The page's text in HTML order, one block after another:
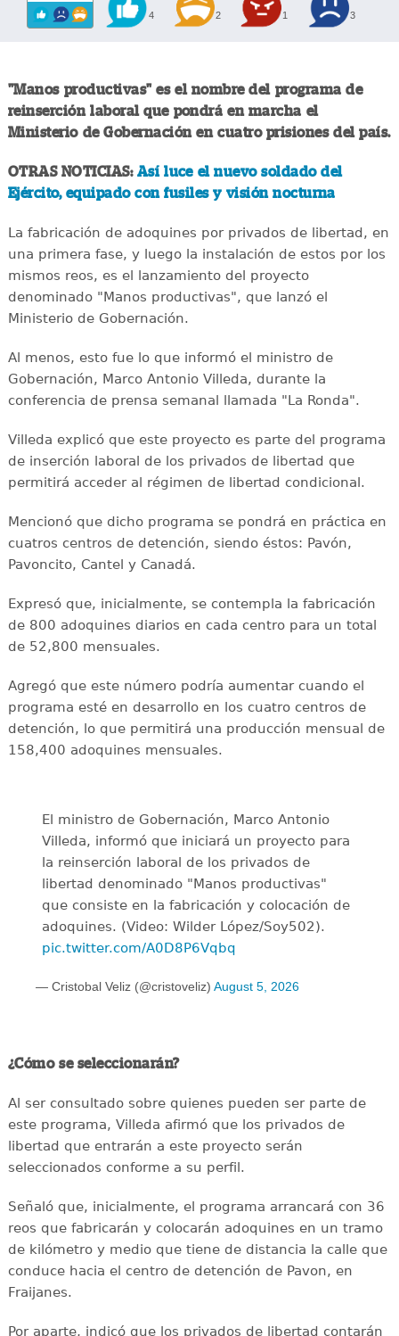
4 2 1 3
"Manos productivas" es el nombre del programa de
reinserción laboral que pondrá en marcha el
Ministerio de Gobernación en cuatro prisiones del país.
OTRAS NOTICIAS: Así luce el nuevo soldado del
Ejército, equipado con fusiles y visión nocturna
La fabricación de adoquines por privados de libertad, en
una primera fase, y luego la instalación de estos por los
mismos reos, es el lanzamiento del proyecto
denominado "Manos productivas", que lanzó el
Ministerio de Gobernación.
Al menos, esto fue lo que informó el ministro de
Gobernación, Marco Antonio Villeda, durante la
conferencia de prensa semanal llamada "La Ronda".
Villeda explicó que este proyecto es parte del programa
de inserción laboral de los privados de libertad que
permitirá acceder al régimen de libertad condicional.
Mencionó que dicho programa se pondrá en práctica en
cuatros centros de detención, siendo éstos: Pavón,
Pavoncito, Cantel y Canadá.
Expresó que, inicialmente, se contempla la fabricación
de 800 adoquines diarios en cada centro para un total
de 52,800 mensuales.
Agregó que este número podría aumentar cuando el
programa esté en desarrollo en los cuatro centros de
detención, lo que permitirá una producción mensual de
158,400 adoquines mensuales.
El ministro de Gobernación, Marco Antonio
Villeda, informó que iniciará un proyecto para
la reinserción laboral de los privados de
libertad denominado "Manos productivas"
que consiste en la fabricación y colocación de
adoquines. (Video: Wilder López/Soy502).
pic.twitter.com/A0D8P6Vqbq
— Cristobal Veliz (@cristoveliz) August 5, 2026
¿Cómo se seleccionarán?
Al ser consultado sobre quienes pueden ser parte de
este programa, Villeda afirmó que los privados de
libertad que entrarán a este proyecto serán
seleccionados conforme a su perfil.
Señaló que, inicialmente, el programa arrancará con 36
reos que fabricarán y colocarán adoquines en un tramo
de kilómetro y medio que tiene de distancia la calle que
conduce hacia el centro de detención de Pavon, en
Fraijanes.
Por aparte, indicó que los privados de libertad contarán